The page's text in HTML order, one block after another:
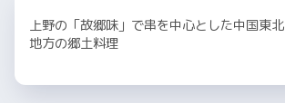
上野の「故郷味」で串を中心とした中国東北
地方の郷土料理